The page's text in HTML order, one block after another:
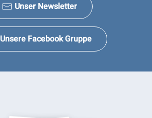
Unser Newsletter
Unsere Facebook Gruppe